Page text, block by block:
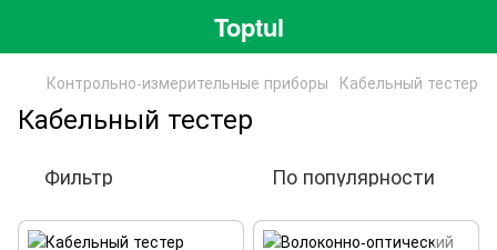
Toptul
Контрольно-измерительные приборы Кабельный тестер
Кабельный тестер
Фильтр По популярности